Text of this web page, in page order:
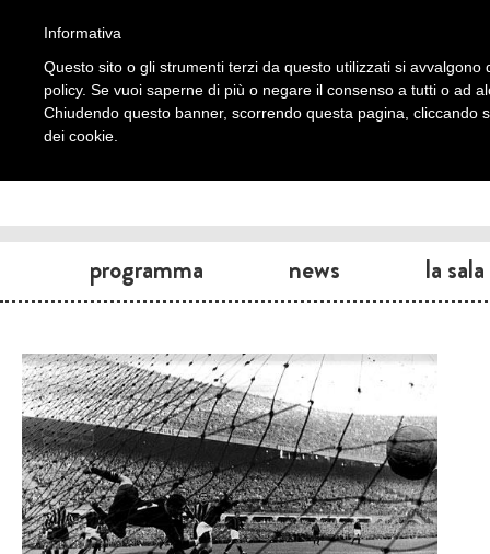
programma news la sala
Informativa
Questo sito o gli strumenti terzi da questo utilizzati si
policy. Se vuoi saperne di più o negare il consenso a tutti o ad
Chiudendo questo banner, scorrendo questa pagina, cliccando
dei cookie.